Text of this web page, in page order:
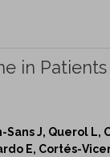
in
Sans J, Querol L,
E, Cortés-